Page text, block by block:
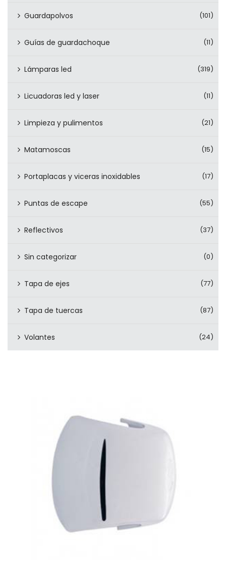
Guardapolvos (101)
Guías de guardachoque (11)
Lámparas led (319)
Licuadoras led y laser (11)
Limpieza y pulimentos (21)
Matamoscas (15)
Portaplacas y viceras inoxidables (17)
Puntas de escape (55)
Reflectivos (37)
Sin categorizar (0)
Tapa de ejes (77)
Tapa de tuercas (87)
Volantes (24)